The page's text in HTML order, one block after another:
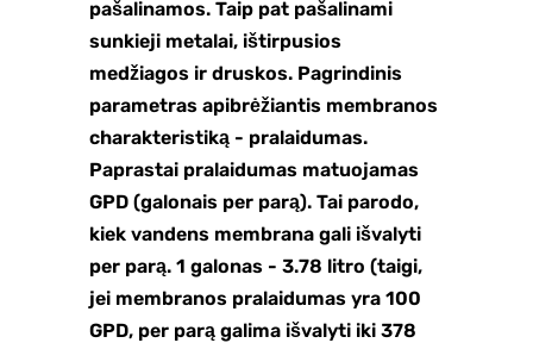
pašalinamos. Taip pat pašalinami
sunkieji metalai, ištirpusios
medžiagos ir druskos. Pagrindinis
parametras apibrėžiantis membranos
charakteristiką - pralaidumas.
Paprastai pralaidumas matuojamas
GPD (galonais per parą). Tai parodo,
kiek vandens membrana gali išvalyti
per parą. 1 galonas - 3.78 litro (taigi,
jei membranos pralaidumas yra 100
GPD, per parą galima išvalyti iki 378